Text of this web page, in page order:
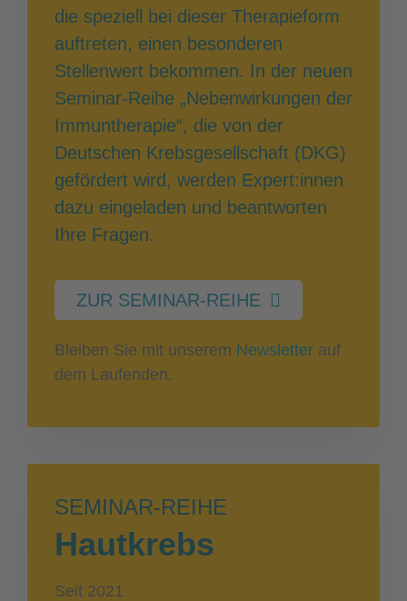
die speziell bei dieser Therapieform
auftreten, einen besonderen
Stellenwert bekommen. In der neuen
Seminar-Reihe „Nebenwirkungen der
Immuntherapie“, die von der
Deutschen Krebsgesellschaft (DKG)
gefördert wird, werden Expert:innen
dazu eingeladen und beantworten
Ihre Fragen.
ZUR SEMINAR-REIHE
Bleiben Sie mit unserem Newsletter auf
dem Laufenden.
SEMINAR-REIHE
Hautkrebs
Seit 2021